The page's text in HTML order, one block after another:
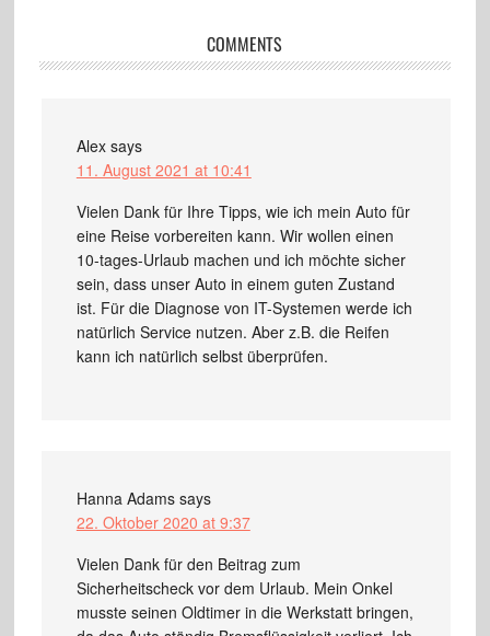
COMMENTS
Alex says
11. August 2021 at 10:41
Vielen Dank für Ihre Tipps, wie ich mein Auto für
eine Reise vorbereiten kann. Wir wollen einen
10-tages-Urlaub machen und ich möchte sicher
sein, dass unser Auto in einem guten Zustand
ist. Für die Diagnose von IT-Systemen werde ich
natürlich Service nutzen. Aber z.B. die Reifen
kann ich natürlich selbst überprüfen.
Hanna Adams says
22. Oktober 2020 at 9:37
Vielen Dank für den Beitrag zum
Sicherheitscheck vor dem Urlaub. Mein Onkel
musste seinen Oldtimer in die Werkstatt bringen,